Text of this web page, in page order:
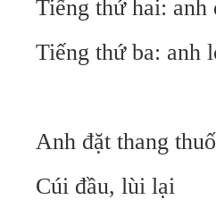
Tiếng thứ hai: anh
Tiếng thứ ba: anh
Anh đặt thang
Cúi đầu, lùi lại